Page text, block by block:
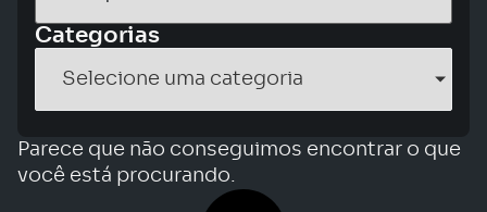
Parece que não conseguimos encontrar o que
você está procurando.
Categorias
Selecione uma categoria